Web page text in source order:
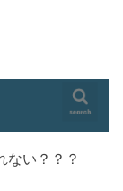
ない？？？